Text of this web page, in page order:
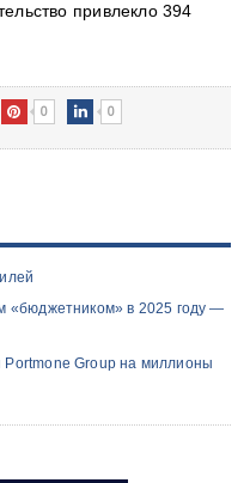
привлекло 394
0 0
«бюджетником» в 2025 году —
Group на миллионы